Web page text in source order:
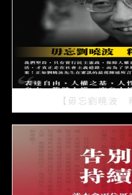
【毋忘劉曉波